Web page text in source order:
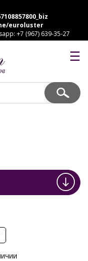
euroluster
+7 (967) 639-35-27
☰